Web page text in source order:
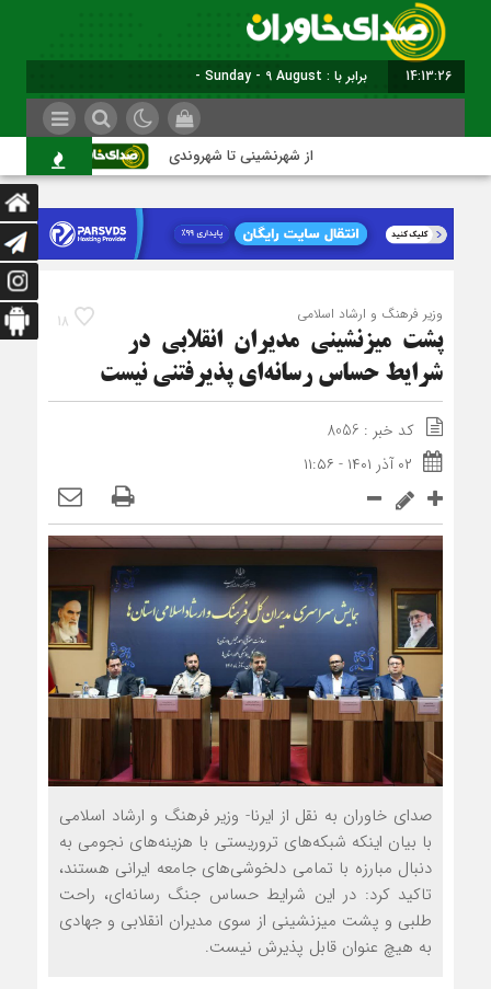
14:13:27 برابر با : Sunday - 9 August - 2026
از شهرنشینی تا شهروندی اصناف در
18 وزیر فرهنگ و ارشاد اسلامی
پشت میزنشینی مدیران انقلابی در
شرایط حساس رسانه‌ای پذیرفتنی نیست
کد خبر : 8056
۰۲ آذر ۱۴۰۱ - ۱۱:۵۶
صدای خاوران به نقل از ایرنا- وزیر فرهنگ و ارشاد اسلامی
با بیان اینکه شبکه‌های تروریستی با هزینه‌های نجومی به
دنبال مبارزه با تمامی دلخوشی‌های جامعه ایرانی هستند،
تاکید کرد: در این شرایط حساس جنگ رسانه‌ای، راحت
طلبی و پشت میزنشینی از سوی مدیران انقلابی و جهادی
به هیچ عنوان قابل پذیرش نیست.